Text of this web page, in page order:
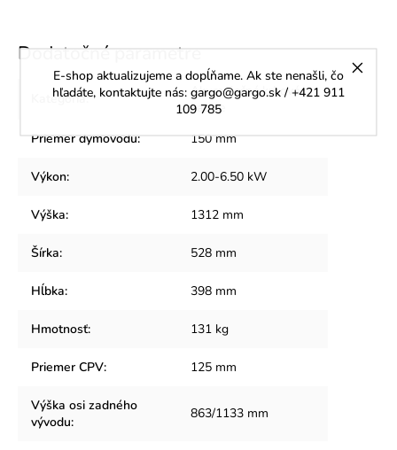
E-shop aktualizujeme a dopĺňame. Ak ste nenašli, čo
hľadáte, kontaktujte nás: gargo@gargo.sk / +421 911
109 785
Dodatočné parametre
Kategória:
Akumulačné krbové
kachle
Priemer dymovodu: 150 mm
Výkon: 2.00-6.50 kW
Výška: 1312 mm
Šírka: 528 mm
Hĺbka: 398 mm
Hmotnosť: 131 kg
Priemer CPV: 125 mm
Výška osi zadného
vývodu:
863/1133 mm